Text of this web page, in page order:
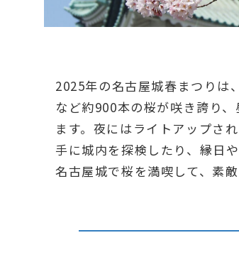
2025年の名古屋城春まつりは
など約900本の桜が咲き誇り
ます。夜にはライトアップさ
手に城内を探検したり、縁日
名古屋城で桜を満喫して、素